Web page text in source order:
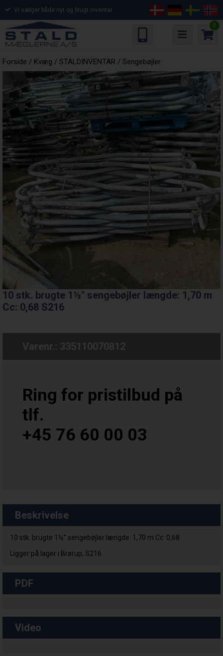
Vi sælger både nyt og brugt inventar
0
Forside / Kvæg / STALDINVENTAR / Sengebøjler
10 stk. brugte 1½" sengebøjler længde: 1,70 m
Cc: 0,68 S216
Varenr.: 335110070812
Ring for pristilbud på
tlf.
+45 76 60 00 03
Beskrivelse
10 stk. brugte 1½" sengebøjler længde: 1,70 m Cc: 0,68
Ligger på lager i Brørup, S216
PDF
Video